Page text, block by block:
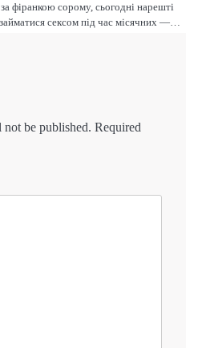
фіранкою сорому, сьогодні нарешті
сексом під час місячних —…
be published. Required